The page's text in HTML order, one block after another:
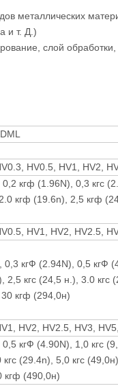
металлических
и т. Д.)
слой
HV0.5, HV1, HV2,
кгф (1.96N), 0,3 кгс
кгф (19.6n), 2,5 кгф
HV1, HV2, HV2.5,
кгФ (2.94N), 0,5 кгФ
2,5 кгс (24,5 н.), 3.0
кгф (294,0н)
HV2, HV2.5, HV3,
кгФ (4.90N), 1,0 кгс
кгс (29.4n), 5,0 кгс
кгф (490,0н)